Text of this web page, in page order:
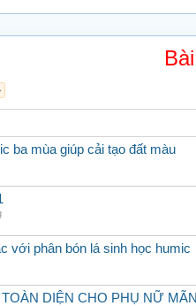
ba mùa giúp cải tạo đất màu
với phân bón lá sinh học humic
DIỆN CHO PHỤ NỮ